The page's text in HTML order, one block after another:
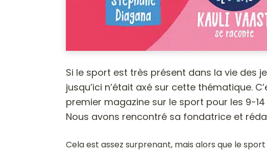
Si le sport est très présent dans la vie des
jusqu’ici n’était axé sur cette thématique.
premier magazine sur le sport pour les 9-
Nous avons rencontré sa fondatrice et
Cela est assez surprenant, mais alors que le